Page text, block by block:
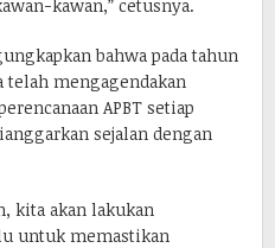
kawan,” cetusnya.
bahwa pada tahun
telah mengagendakan
APBT setiap
sejalan dengan
kita akan lakukan
untuk memastikan